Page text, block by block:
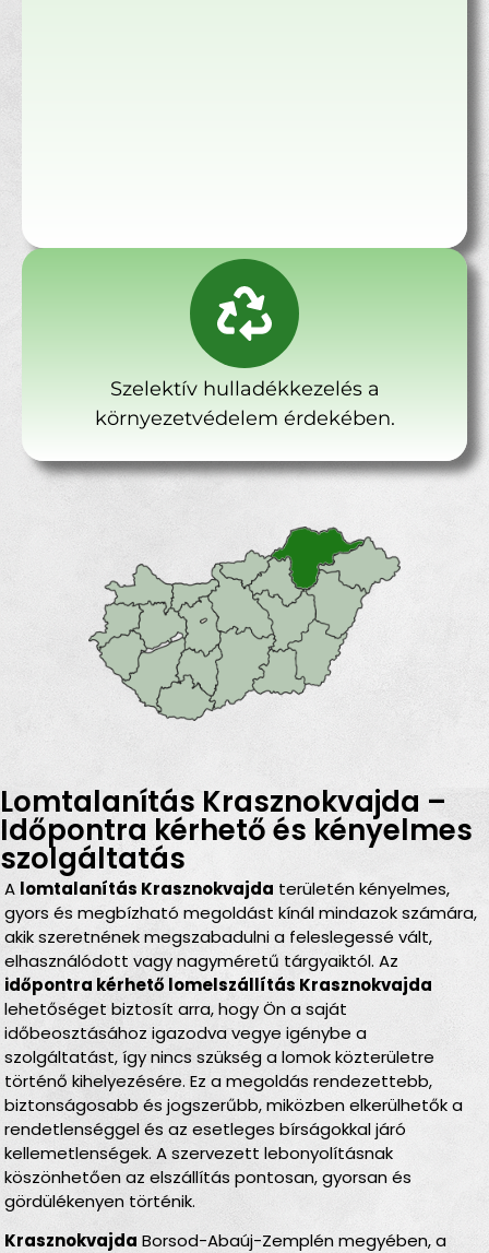
Szelektív hulladékkezelés a
környezetvédelem érdekében.
Lomtalanítás Krasznokvajda –
Időpontra kérhető és kényelmes
szolgáltatás
A lomtalanítás Krasznokvajda területén kényelmes,
gyors és megbízható megoldást kínál mindazok számára,
akik szeretnének megszabadulni a feleslegessé vált,
elhasználódott vagy nagyméretű tárgyaiktól. Az
időpontra kérhető lomelszállítás Krasznokvajda
lehetőséget biztosít arra, hogy Ön a saját
időbeosztásához igazodva vegye igénybe a
szolgáltatást, így nincs szükség a lomok közterületre
történő kihelyezésére. Ez a megoldás rendezettebb,
biztonságosabb és jogszerűbb, miközben elkerülhetők a
rendetlenséggel és az esetleges bírságokkal járó
kellemetlenségek. A szervezett lebonyolításnak
köszönhetően az elszállítás pontosan, gyorsan és
gördülékenyen történik.
Krasznokvajda Borsod-Abaúj-Zemplén megyében, a